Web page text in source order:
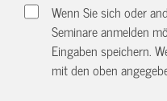
Wenn Sie sich oder
Seminare anmelden
Eingaben speichern.
mit den oben